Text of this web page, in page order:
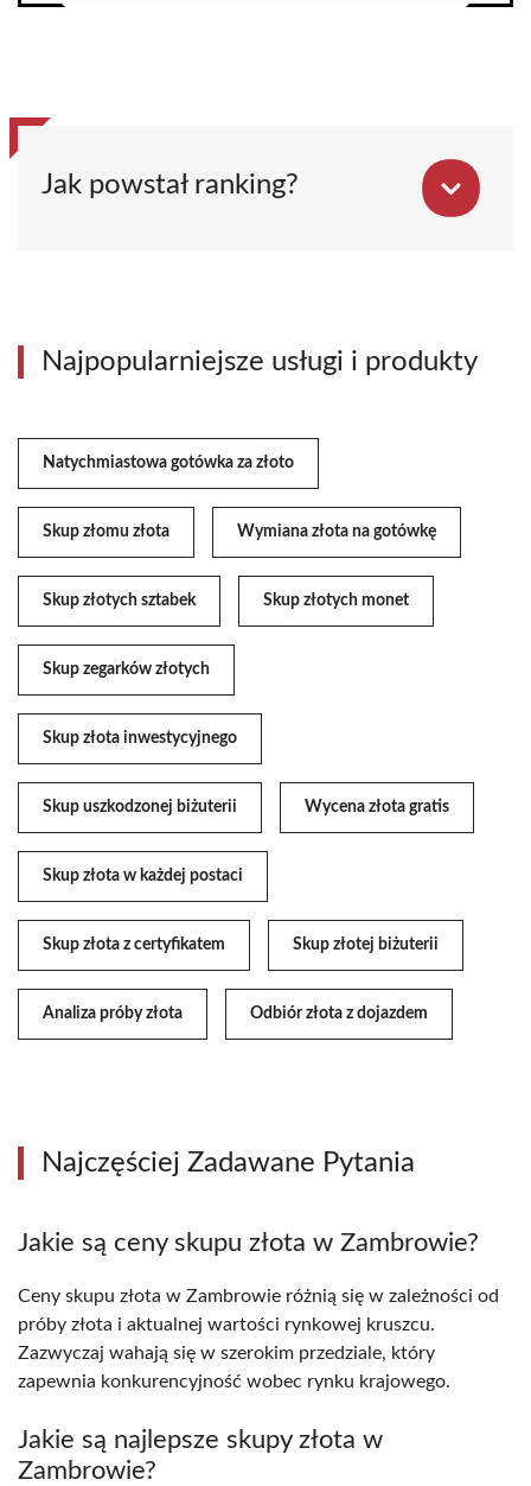
Jak powstał ranking?
Najpopularniejsze usługi i produkty
Natychmiastowa gotówka za złoto
Skup złomu złota Wymiana złota na gotówkę
Skup złotych sztabek Skup złotych monet
Skup zegarków złotych
Skup złota inwestycyjnego
Skup uszkodzonej biżuterii Wycena złota gratis
Skup złota w każdej postaci
Skup złota z certyfikatem Skup złotej biżuterii
Analiza próby złota Odbiór złota z dojazdem
Najczęściej Zadawane Pytania
Jakie są ceny skupu złota w Zambrowie?
Ceny skupu złota w Zambrowie różnią się w zależności od
próby złota i aktualnej wartości rynkowej kruszcu.
Zazwyczaj wahają się w szerokim przedziale, który
zapewnia konkurencyjność wobec rynku krajowego.
Jakie są najlepsze skupy złota w
Zambrowie?